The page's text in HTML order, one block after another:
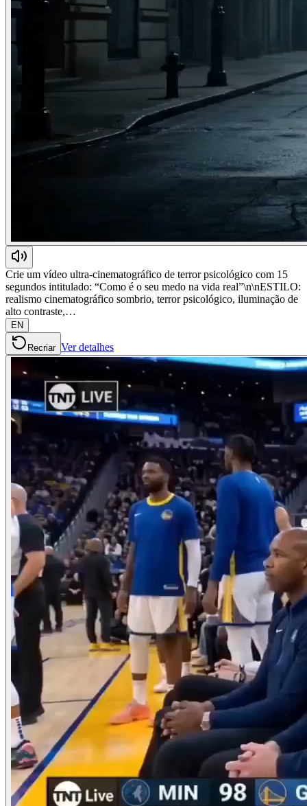
Crie um vídeo ultra-cinematográfico de terror psicológico com 15
segundos intitulado: “Como é o seu medo na vida real”\n\nESTILO:
realismo cinematográfico sombrio, terror psicológico, iluminação de
alto contraste,…
EN
Recriar Ver detalhes